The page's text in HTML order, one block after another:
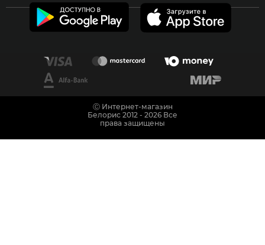
Ⓒ Интернет-магазин
Белорис 2012 - 2026 Все
права защищены